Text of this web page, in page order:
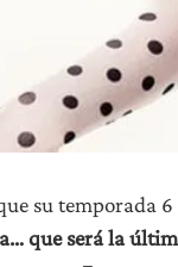
su temporada
que será la